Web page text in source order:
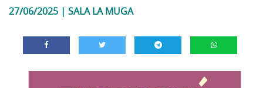
27/06/2025 | SALA LA MUGA